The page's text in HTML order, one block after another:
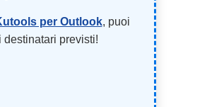
per Outlook, puoi
previsti!